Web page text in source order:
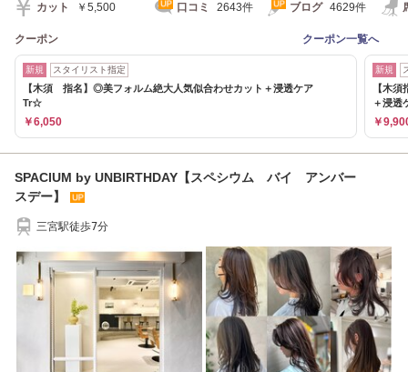
カット ￥5,500 口コミ 2643件 ブログ 4629件
クーポン クーポン一覧へ
新規 スタイリスト指定
【木須 指名】◎美フォルム絶大人気似合わせカット＋浸透ケア
Tr☆
￥6,050
新規
【木
＋浸透
￥
SPACIUM by UNBIRTHDAY【スペシウム バイ アンバー
スデー】
三宮駅徒歩7分